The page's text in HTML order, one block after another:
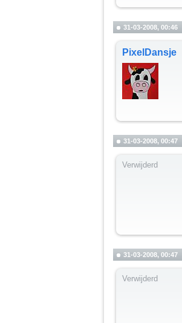
31-03-2008, 00:46
PixelDansje
31-03-2008, 00:47
Verwijderd
31-03-2008, 00:47
Verwijderd